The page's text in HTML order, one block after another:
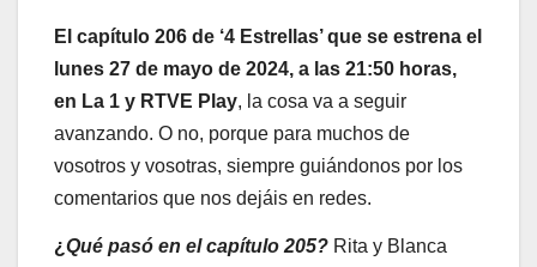
El capítulo 206 de ‘4 Estrellas’ que se estrena el
lunes 27 de mayo de 2024, a las 21:50 horas,
en La 1 y RTVE Play, la cosa va a seguir
avanzando. O no, porque para muchos de
vosotros y vosotras, siempre guiándonos por los
comentarios que nos dejáis en redes.
¿Qué pasó en el capítulo 205? Rita y Blanca